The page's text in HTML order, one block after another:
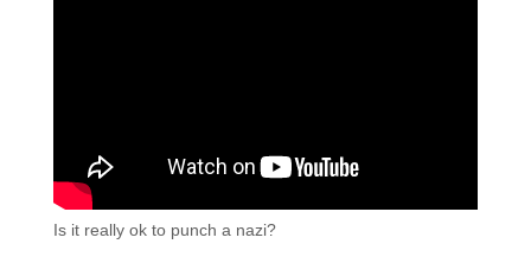
Is it really ok to punch a nazi?